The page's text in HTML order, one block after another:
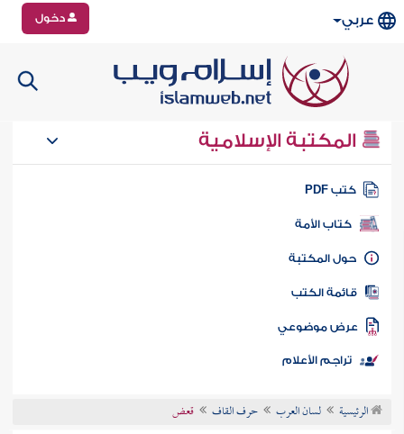
عربي دخول
المكتبة الإسلامية
كتب PDF
كتاب الأمة
المكتبة
الكتب
موضوعي
تراجم الأعلام
الرئيسية لسان العرب حرف القاف قعض